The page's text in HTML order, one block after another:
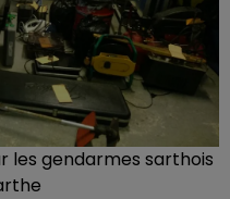
les gendarmes sarthois